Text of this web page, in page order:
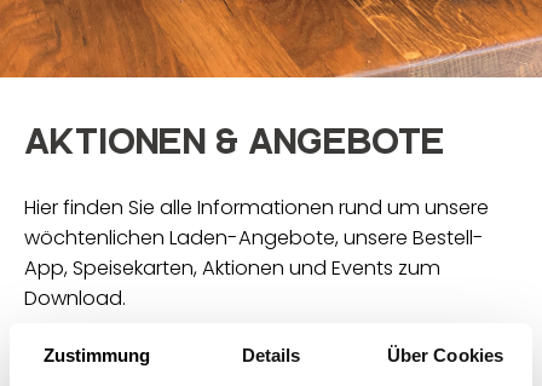
Zustimmung Details Über Cookies
Aktionen & Angebote
Hier finden Sie alle Informationen rund um unsere
wöchtenlichen Laden-Angebote, unsere Bestell-
App, Speisekarten, Aktionen und Events zum
Download.
Warme Küche bis 17:30